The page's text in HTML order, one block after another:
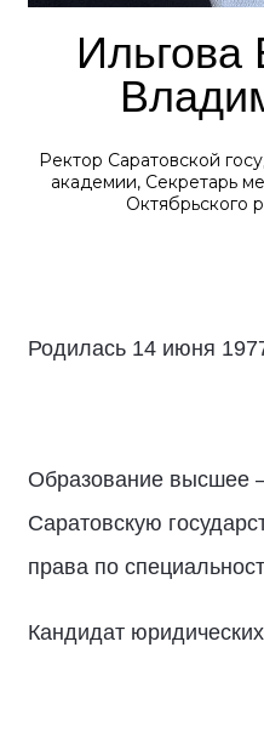
Ильгова
Ректор Саратовской
академии, Секретарь
Октябрьского
Родилась 14 июня
Образование высшее
Саратовскую
права по
Кандидат